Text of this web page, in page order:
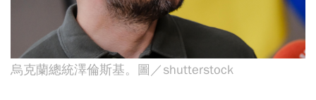
烏克蘭總統澤倫斯基。圖／shutterstock